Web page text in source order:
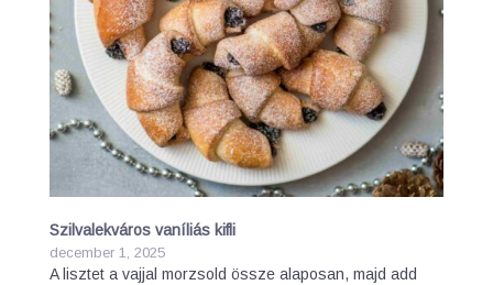
Szilvalekváros vaníliás kifli
december 1, 2025
A lisztet a vajjal morzsold össze alaposan, majd add